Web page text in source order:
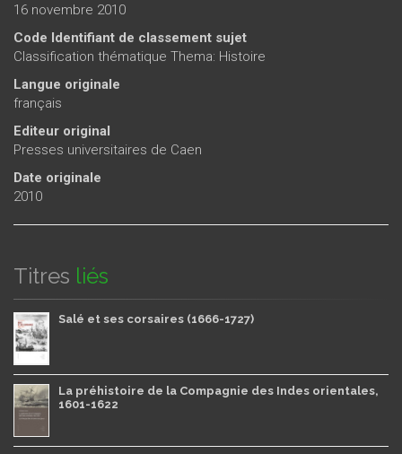
16 novembre 2010
Code Identifiant de classement sujet
Classification thématique Thema: Histoire
Langue originale
français
Editeur original
Presses universitaires de Caen
Date originale
2010
Titres liés
Salé et ses corsaires (1666-1727)
La préhistoire de la Compagnie des Indes orientales,
1601-1622